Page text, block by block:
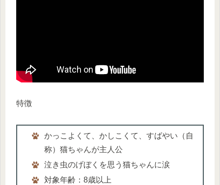
特徴
かっこよくて、かしこくて、すばやい（自
称）猫ちゃんが主人公
泣き虫のげぼくを思う猫ちゃんに涙
対象年齢：8歳以上